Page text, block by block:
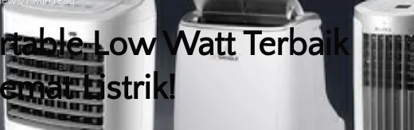
Low Watt Terbaik
Listrik!